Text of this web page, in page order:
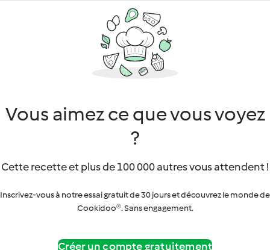
Vous aimez ce que vous voyez
?
Cette recette et plus de 100 000 autres vous attendent !
Inscrivez-vous à notre essai gratuit de 30 jours et découvrez le monde de
Cookidoo®. Sans engagement.
Créer un compte gratuitement